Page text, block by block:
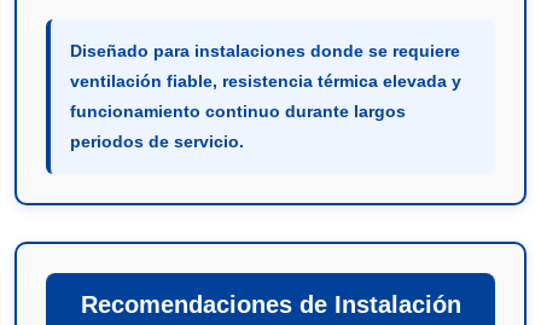
Diseñado para instalaciones donde se requiere
ventilación fiable, resistencia térmica elevada y
funcionamiento continuo durante largos
periodos de servicio.
Recomendaciones de Instalación